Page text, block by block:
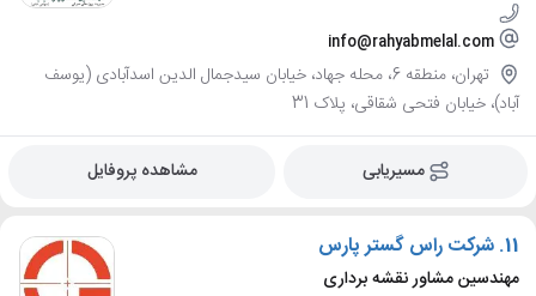
info@rahyabmelal.com
تهران، منطقه 6، محله جهاد، خیابان سیدجمال الدین اسدآبادی (یوسف
آباد)، خیابان فتحی شقاقی، پلاک 31
مسیریابی مشاهده پروفایل
11. شرکت راس گستر پارس
مهندسین مشاور نقشه برداری